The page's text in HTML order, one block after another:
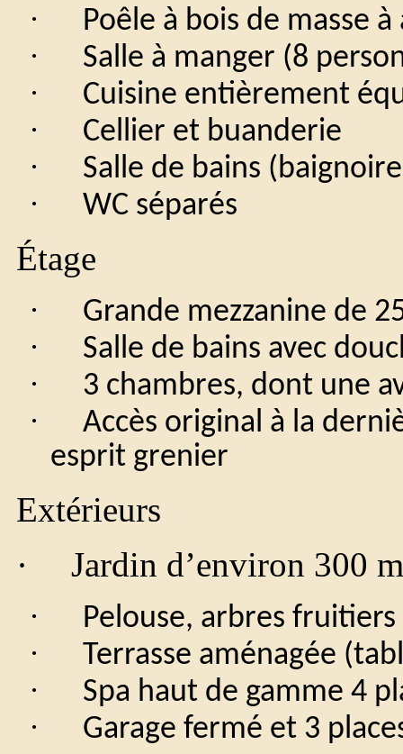
· Poêle à bois de masse
· Salle à manger (8
· Cuisine entièrement
· Cellier et buanderie
· Salle de bains
· WC séparés
Étage
· Grande mezzanine de
· Salle de bains avec
· 3 chambres, dont une
·
Accès original à la
esprit grenier
Extérieurs
·
Jardin d’environ 300
· Pelouse, arbres fruitiers
· Terrasse aménagée
· Spa haut de gamme 4
· Garage fermé et 3